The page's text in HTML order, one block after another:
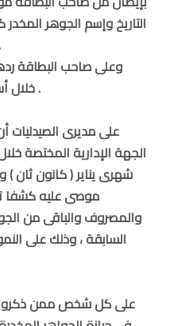
التاريخ وإسم الجوهر
ورقم
وعلى صاحب البطاقة
خلال أسبوع من تاريخ انتهاء مفعولها .
على مديرى الصيدليات
الجهة الإدارية المختصة
شهرى يناير ( كانون ثان
موصى عليه كشفا
والمصروف والباقى من
السابقة ، وذلك على